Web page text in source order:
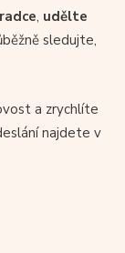
, udělte
sledujte,
a zrychlíte
najdete v